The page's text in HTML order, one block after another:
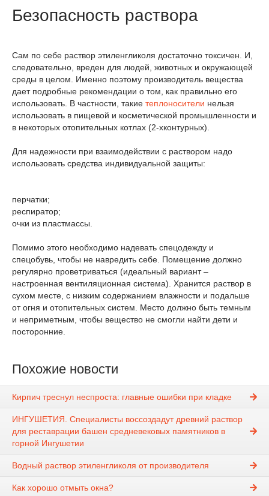
Безопасность раствора
Сам по себе раствор этиленгликоля достаточно токсичен. И,
следовательно, вреден для людей, животных и окружающей
среды в целом. Именно поэтому производитель вещества
дает подробные рекомендации о том, как правильно его
использовать. В частности, такие теплоносители нельзя
использовать в пищевой и косметической промышленности и
в некоторых отопительных котлах (2-хконтурных).
Для надежности при взаимодействии с раствором надо
использовать средства индивидуальной защиты:
перчатки;
респиратор;
очки из пластмассы.
Помимо этого необходимо надевать спецодежду и
спецобувь, чтобы не навредить себе. Помещение должно
регулярно проветриваться (идеальный вариант –
настроенная вентиляционная система). Хранится раствор в
сухом месте, с низким содержанием влажности и подальше
от огня и отопительных систем. Место должно быть темным
и неприметным, чтобы вещество не смогли найти дети и
посторонние.
Похожие новости
Кирпич треснул неспроста: главные ошибки при кладке
ИНГУШЕТИЯ. Специалисты воссоздадут древний раствор
для реставрации башен средневековых памятников в
горной Ингушетии
Водный раствор этиленгликоля от производителя
Как хорошо отмыть окна?